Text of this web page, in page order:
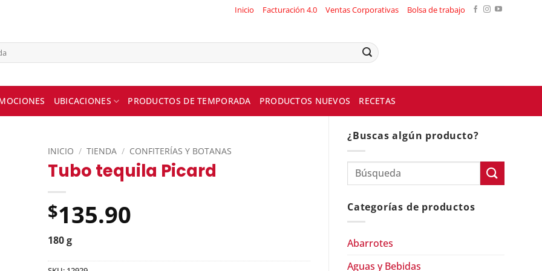
Inicio Facturación 4.0 Ventas Corporativas Bolsa de trabajo
UBICACIONES PRODUCTOS DE TEMPORADA PRODUCTOS NUEVOS RECETAS
¿Buscas algún producto?
Categorías de productos
Abarrotes
Aguas y Bebidas
INICIO / TIENDA / CONFITERÍAS Y BOTANAS
Tubo tequila Picard
$135.90
180 g